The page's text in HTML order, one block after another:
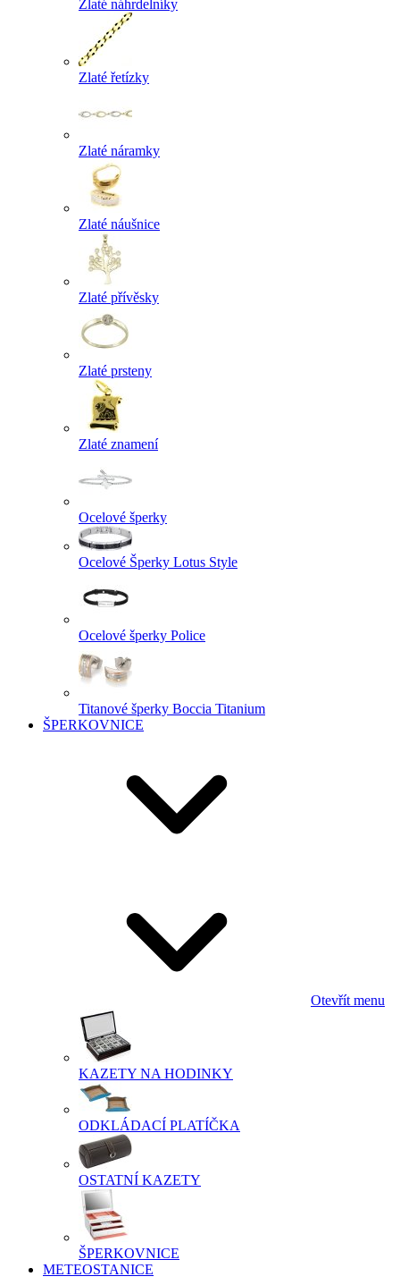
Zlaté náhrdelníky
Zlaté řetízky
Zlaté náramky
Zlaté náušnice
Zlaté přívěsky
Zlaté prsteny
Zlaté znamení
Ocelové šperky
Ocelové Šperky Lotus Style
Ocelové šperky Police
Titanové šperky Boccia Titanium
ŠPERKOVNICE
Otevřít menu
KAZETY NA HODINKY
ODKLÁDACÍ PLATÍČKA
OSTATNÍ KAZETY
ŠPERKOVNICE
METEOSTANICE